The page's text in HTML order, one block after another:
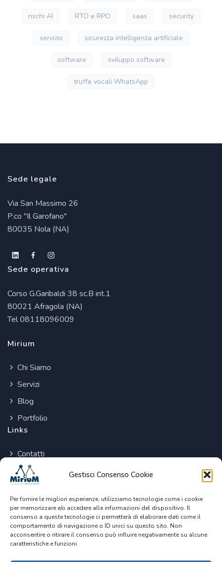
Gestisci Consenso Cookie
Per fornire le migliori esperienze, utilizziamo tecnologie come i cookie
per memorizzare e/o accedere alle informazioni del dispositivo. Il
consenso a queste tecnologie ci permetterà di elaborare dati come il
comportamento di navigazione o ID unici su questo sito. Non
acconsentire o ritirare il consenso può influire negativamente su alcune
caratteristiche e funzioni.
rischi AI RTO e RPO saas security
servizio sicurezza intelligenza artificiale
software sviluppo software
truffe vocali WhatsApp
Sede legale
Via San Massimo 26
P.co "Il Garofano"
80035 Nola (NA)
Sede operativa
Corso G.Garibaldi 38 sc.B int.1
80021 Afragola (NA)
Tel 08118096009
Mirium
Chi Siamo
Servizi
Blog
Portfolio
Links
Contatti
Cookie Policy
Privacy Policy
© 2026 Mirium srl P.Iva 09428941216